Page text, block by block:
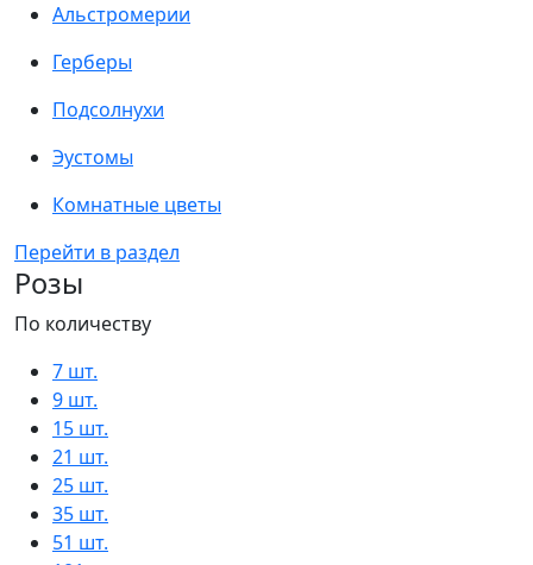
Альстромерии
Герберы
Подсолнухи
Эустомы
Комнатные цветы
Перейти в раздел
Розы
По количеству
7 шт.
9 шт.
15 шт.
21 шт.
25 шт.
35 шт.
51 шт.